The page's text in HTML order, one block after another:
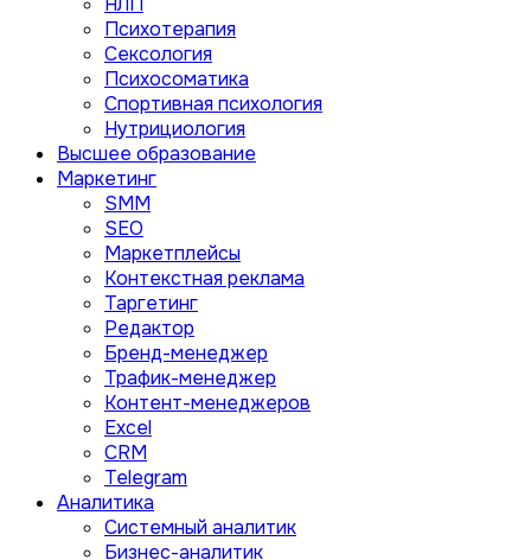
Психотерапия
Сексология
Психосоматика
Спортивная психология
Нутрициология
Высшее образование
Маркетинг
SMM
SEO
Маркетплейсы
Контекстная реклама
Таргетинг
Редактор
Бренд-менеджер
Трафик-менеджер
Контент-менеджеров
Excel
CRM
Telegram
Аналитика
Системный аналитик
Бизнес-аналитик